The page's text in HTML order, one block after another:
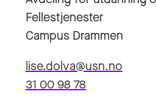
Fellestjenester
Campus Drammen
lise.dolva@usn.no
31 00 98 78